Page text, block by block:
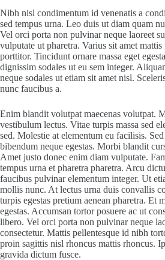
Nibh nisl condimentum id venenatis a
sed tempus urna. Leo duis ut diam quam
Vel orci porta non pulvinar neque laoreet
vulputate ut pharetra. Varius sit amet
porttitor. Tincidunt ornare massa eget
dignissim sodales ut eu sem integer.
neque sodales ut etiam sit amet nisl.
nunc faucibus a.
Enim blandit volutpat maecenas volutpat.
vestibulum lectus. Vitae turpis massa sed
sed. Molestie at elementum eu facilisis.
bibendum neque egestas. Morbi blandit
Amet justo donec enim diam vulputate.
tempus urna et pharetra pharetra. Arcu
faucibus pulvinar elementum integer. Ut
mollis nunc. At lectus urna duis convallis
turpis egestas pretium aenean pharetra. Et
egestas. Accumsan tortor posuere ac ut
libero. Vel orci porta non pulvinar neque
consectetur. Mattis pellentesque id nibh
proin sagittis nisl rhoncus mattis rhoncus.
gravida dictum fusce.